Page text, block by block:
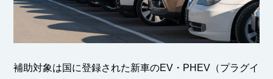
補助対象は国に登録された新車のEV・PHEV（プラグイ